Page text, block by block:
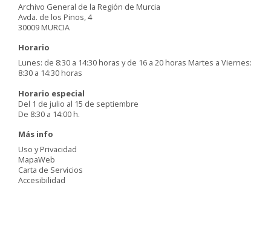
Archivo General de la Región de Murcia
Avda. de los Pinos, 4
30009 MURCIA
Horario
Lunes: de 8:30 a 14:30 horas y de 16 a 20 horas Martes a Viernes:
8:30 a 14:30 horas
Horario especial
Del 1 de julio al 15 de septiembre
De 8:30 a 14:00 h.
Más info
Uso y Privacidad
MapaWeb
Carta de Servicios
Accesibilidad